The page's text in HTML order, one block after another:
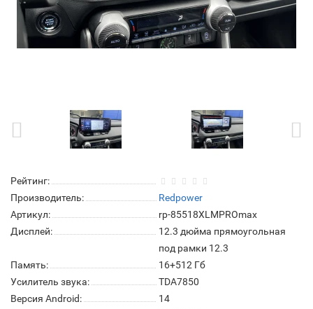
Рейтинг:
Производитель:
Redpower
Артикул:
rp-85518XLMPROmax
Дисплей:
12.3 дюйма прямоугольная
под рамки 12.3
Память:
16+512 Гб
Усилитель звука:
TDA7850
Версия Android:
14